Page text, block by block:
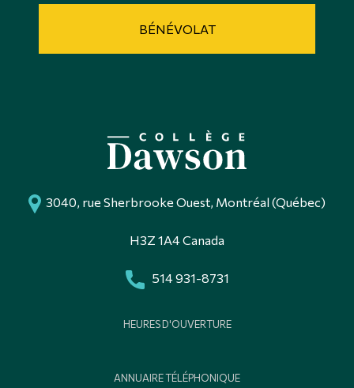
BÉNÉVOLAT
3040, rue Sherbrooke Ouest, Montréal (Québec)
H3Z 1A4 Canada
514 931-8731
HEURES D'OUVERTURE
ANNUAIRE TÉLÉPHONIQUE